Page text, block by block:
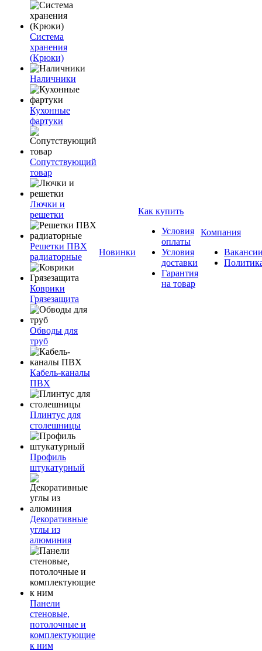
Система
хранения
(Крюки)
Наличники
Кухонные
фартуки
Сопутствующий
товар
Лючки и
решетки
Решетки ПВХ
радиаторные
Коврики
Грязезащита
Обводы для
труб
Кабель-каналы
ПВХ
Плинтус для
столешницы
Профиль
штукатурный
Декоративные
углы из
алюминия
Панели
стеновые,
потолочные и
комплектующие
к ним
Новинки
Как купить
Условия
оплаты
Условия
доставки
Гарантия
на товар
Компания